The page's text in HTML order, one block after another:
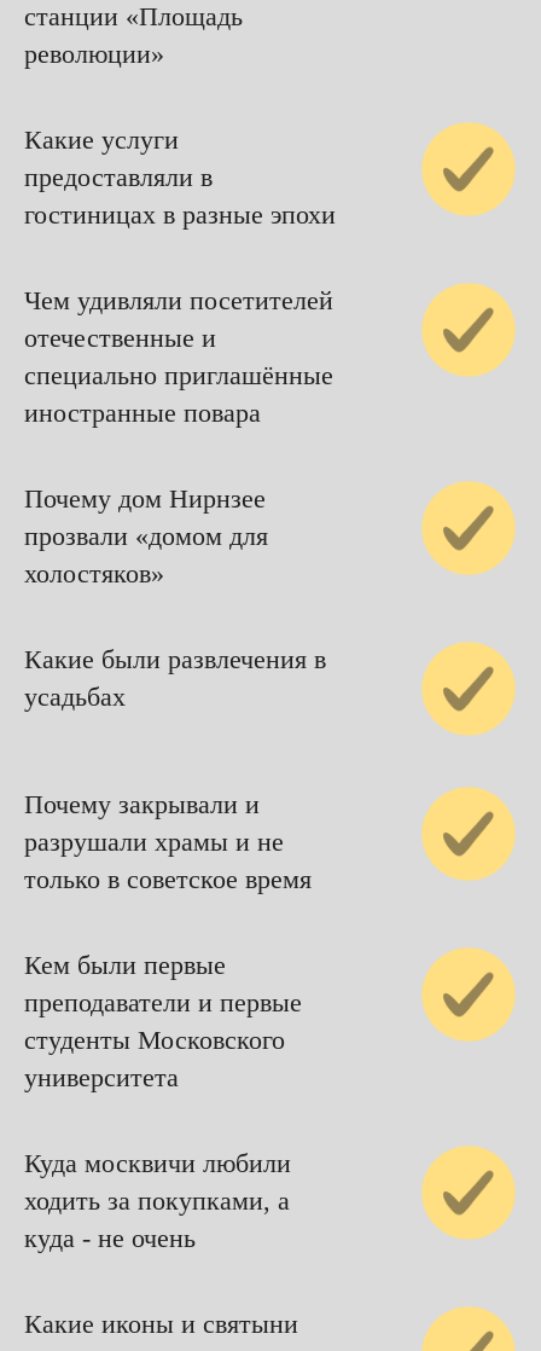
станции «Площадь
революции»
Какие услуги
предоставляли в
гостиницах в разные эпохи
Чем удивляли посетителей
отечественные и
специально приглашённые
иностранные повара
Почему дом Нирнзее
прозвали «домом для
холостяков»
Какие были развлечения в
усадьбах
Почему закрывали и
разрушали храмы и не
только в советское время
Кем были первые
преподаватели и первые
студенты Московского
университета
Куда москвичи любили
ходить за покупками, а
куда - не очень
Какие иконы и святыни